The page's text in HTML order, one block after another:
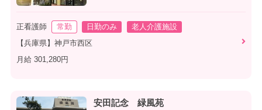
正看護師 常勤 日勤のみ
老人介護施設
【兵庫県】神戸市西区
月給 301,280円
安田記念 緑風苑